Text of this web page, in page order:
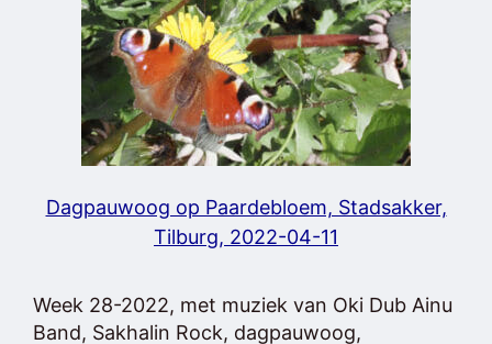
Dagpauwoog op Paardebloem, Stadsakker,
Tilburg, 2022-04-11
Week 28-2022, met muziek van Oki Dub Ainu
Band, Sakhalin Rock, dagpauwoog,